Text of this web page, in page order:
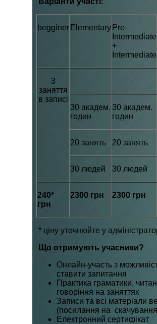
begginer Elementary Pre-
Intermediate
+
Intermediate
3
заняття
в записі
30 академ.
годин
30 академ.
годин
20 занять 20 занять
30 людей 30 людей
240*
грн
2300 грн 2300 грн
* ціну уточнюйте у
Що отримують учасники?
Онлайн-участь з
ставити запитання
Практика граматики,
говоріння на заняттях
Записи та всі матеріали
(посилання на
Електронний сертифікат